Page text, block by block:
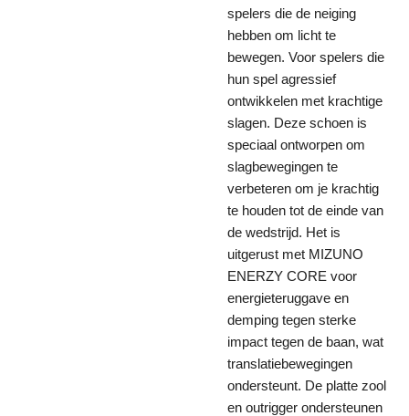
spelers die de neiging
hebben om licht te
bewegen. Voor spelers die
hun spel agressief
ontwikkelen met krachtige
slagen. Deze schoen is
speciaal ontworpen om
slagbewegingen te
verbeteren om je krachtig
te houden tot de einde van
de wedstrijd. Het is
uitgerust met MIZUNO
ENERZY CORE voor
energieteruggave en
demping tegen sterke
impact tegen de baan, wat
translatiebewegingen
ondersteunt. De platte zool
en outrigger ondersteunen